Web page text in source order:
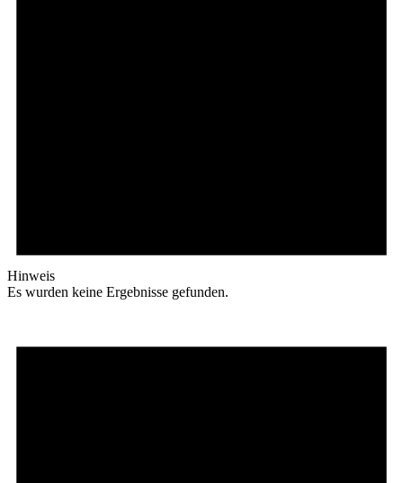
Hinweis
Es wurden keine Ergebnisse gefunden.